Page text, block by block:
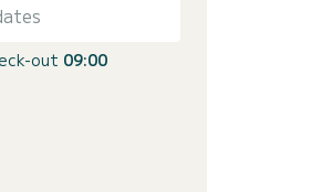
out 09:00